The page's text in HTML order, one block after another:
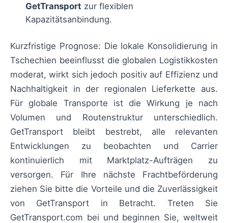
GetTransport zur flexiblen
Kapazitätsanbindung.
Kurzfristige Prognose: Die lokale Konsolidierung in
Tschechien beeinflusst die globalen Logistikkosten
moderat, wirkt sich jedoch positiv auf Effizienz und
Nachhaltigkeit in der regionalen Lieferkette aus.
Für globale Transporte ist die Wirkung je nach
Volumen und Routenstruktur unterschiedlich.
GetTransport bleibt bestrebt, alle relevanten
Entwicklungen zu beobachten und Carrier
kontinuierlich mit Marktplatz-Aufträgen zu
versorgen. Für Ihre nächste Frachtbeförderung
ziehen Sie bitte die Vorteile und die Zuverlässigkeit
von GetTransport in Betracht. Treten Sie
GetTransport.com bei und beginnen Sie, weltweit